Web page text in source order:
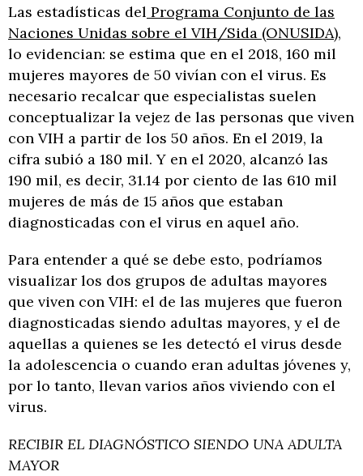
Las estadísticas del Programa Conjunto de las
Naciones Unidas sobre el VIH/Sida (ONUSIDA),
lo evidencian: se estima que en el 2018, 160 mil
mujeres mayores de 50 vivían con el virus. Es
necesario recalcar que especialistas suelen
conceptualizar la vejez de las personas que viven
con VIH a partir de los 50 años. En el 2019, la
cifra subió a 180 mil. Y en el 2020, alcanzó las
190 mil, es decir, 31.14 por ciento de las 610 mil
mujeres de más de 15 años que estaban
diagnosticadas con el virus en aquel año.
Para entender a qué se debe esto, podríamos
visualizar los dos grupos de adultas mayores
que viven con VIH: el de las mujeres que fueron
diagnosticadas siendo adultas mayores, y el de
aquellas a quienes se les detectó el virus desde
la adolescencia o cuando eran adultas jóvenes y,
por lo tanto, llevan varios años viviendo con el
virus.
RECIBIR EL DIAGNÓSTICO SIENDO UNA ADULTA
MAYOR